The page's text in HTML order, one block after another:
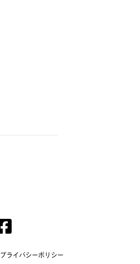
プライバシーポリシー